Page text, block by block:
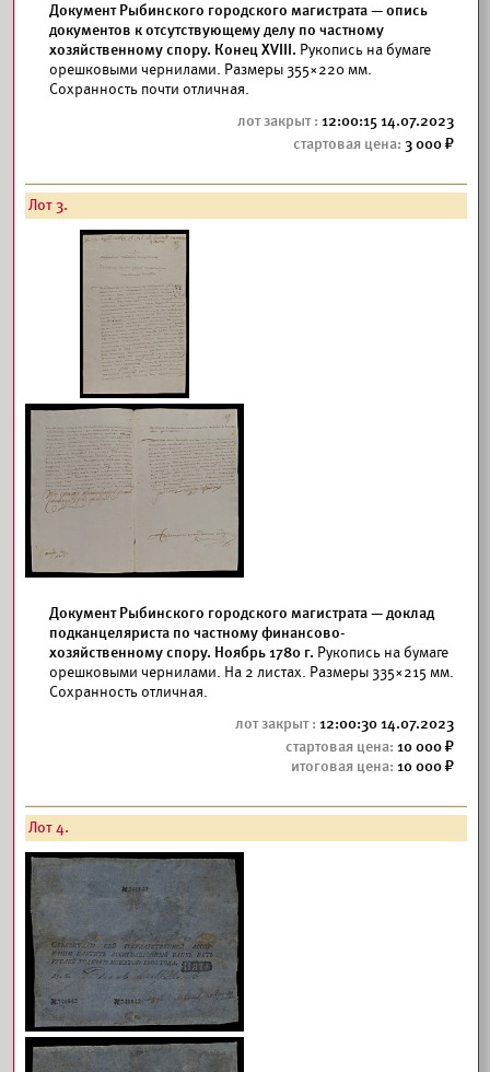
Документ Рыбинского городского магистрата — опись
документов к отсутствующему делу по частному
хозяйственному спору. Конец XVIII. Рукопись на бумаге
орешковыми чернилами. Размеры 355×220 мм.
Сохранность почти отличная.
12:00:15 14.07.2023
3 000
Лот 3.
Документ Рыбинского городского магистрата — доклад
подканцеляриста по частному финансово-
хозяйственному спору. Ноябрь 1780 г. Рукопись на бумаге
орешковыми чернилами. На 2 листах. Размеры 335×215 мм.
Сохранность отличная.
12:00:30 14.07.2023
10 000
10 000
Лот 4.